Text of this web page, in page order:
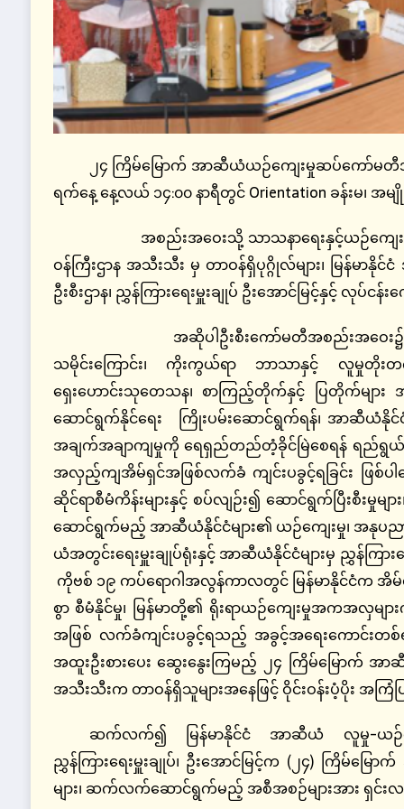
၂၄ ကြိမ်မြောက် အာဆီယံယဉ်ကျေးမှုဆပ်ကော်မ
ရက်နေ့ နေ့လယ် ၁၄:၀၀ နာရီတွင် Orientation ခန်းမ၊
အစည်းအဝေးသို့ သာသနာရေးနှင့်ယဉ်ကျေးမှုဝန်
ဝန်ကြီးဌာန အသီးသီး မှ တာဝန်ရှိပုဂ္ဂိုလ်များ၊ မြန်မာ
ဦးစီးဌာန၊ ညွှန်ကြားရေးမှူးချုပ် ဦးအောင်မြင့်နှင့် လုပ်
အဆိုပါဦးစီးကော်မတီအစည်းအဝေး၌ ဒုတိယ
သမိုင်းကြောင်း၊ ကိုးကွယ်ရာ ဘာသာနှင့် လူမှုတိုး
ရှေးဟောင်းသုတေသန၊ စာကြည့်တိုက်နှင့် ပြတိုက်မျာ
ဆောင်ရွက်နိုင်ရေး ကြိုးပမ်းဆောင်ရွက်ရန်၊ အာဆီယံနို
အချက်အချာကျမှုကို ရေရှည်တည်တံ့ခိုင်မြဲစေရန် ရည်ရွယ်၍
အလှည့်ကျအိမ်ရှင်အဖြစ်လက်ခံ ကျင်းပခွင့်ရခြင်း ဖြစ်
ဆိုင်ရာစီမံကိန်းများနှင့် စပ်လျဉ်း၍ ဆောင်ရွက်ပြီးစီး
ဆောင်ရွက်မည့် အာဆီယံနိုင်ငံများ၏ ယဉ်ကျေးမှု၊ အနုပည
ယံအတွင်းရေးမှူးချုပ်ရုံးနှင့် အာဆီယံနိုင်ငံများမှ ညွှန်ကြ
ကိုဗစ် ၁၉ ကပ်ရောဂါအလွန်ကာလတွင် မြန်မာနိုင်ငံက အိ
စွာ စီမံနိုင်မှု၊ မြန်မာတို့၏ ရိုးရာယဉ်ကျေးမှုအကအလှမျာ
အဖြစ် လက်ခံကျင်းပခွင့်ရသည့် အခွင့်အရေးကောင်းတ
အထူးဦးစားပေး ဆွေးနွေးကြမည့် ၂၄ ကြိမ်မြောက်
အသီးသီးက တာဝန်ရှိသူများအနေဖြင့် ဝိုင်းဝန်းပံ့ပိုး အကြံ
ဆက်လက်၍ မြန်မာနိုင်ငံ အာဆီယံ လူမှု-ယဉ်ကျ
ညွှန်ကြားရေးမှူးချုပ်၊ ဦးအောင်မြင့်က (၂၄) ကြိမ်
များ၊ ဆက်လက်ဆောင်ရွက်မည့် အစီအစဉ်များအား ရှင်း